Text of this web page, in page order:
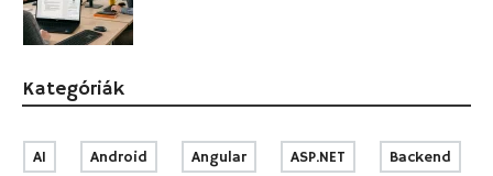
Kategóriák
AI Android Angular ASP.NET Backend